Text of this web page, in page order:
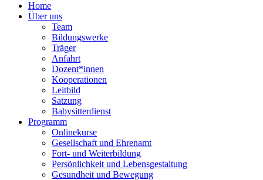
Home
Über uns
Team
Bildungswerke
Träger
Anfahrt
Dozent*innen
Kooperationen
Leitbild
Satzung
Babysitterdienst
Programm
Onlinekurse
Gesellschaft und Ehrenamt
Fort- und Weiterbildung
Persönlichkeit und Lebensgestaltung
Gesundheit und Bewegung